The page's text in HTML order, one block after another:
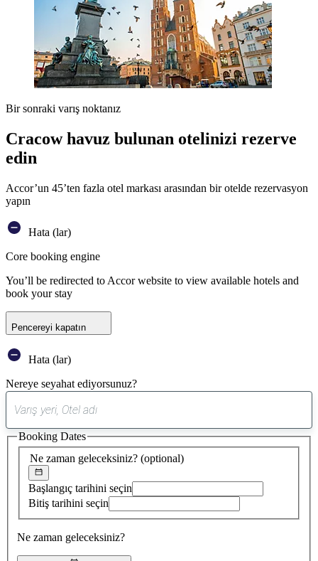
Bir sonraki varış noktanız
Cracow havuz bulunan otelinizi rezerve
edin
Accor’un 45’ten fazla otel markası arasından bir otelde rezervasyon
yapın
Hata (lar)
Core booking engine
You’ll be redirected to Accor website to view available hotels and
book your stay
Pencereyi kapatın
Hata (lar)
Nereye seyahat ediyorsunuz?
öneri
bulundu
Ne zaman geleceksiniz? (optional)
Başlangıç tarihini seçin
Bitiş tarihini seçin
Ne zaman geleceksiniz?
Booking Dates